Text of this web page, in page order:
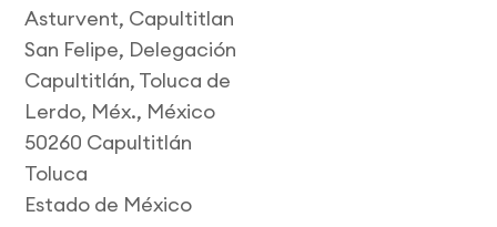
Asturvent, Capultitlan
San Felipe, Delegación
Capultitlán, Toluca de
Lerdo, Méx., México
50260 Capultitlán
Toluca
Estado de México